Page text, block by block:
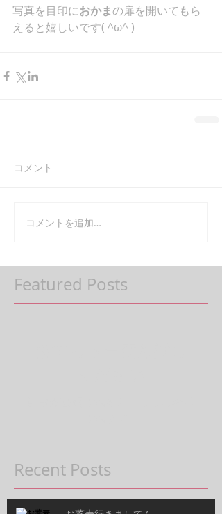
写真を目印におかまの扉を開いてもら
えると嬉しいです( ^ω^ )
コメント
コメントを追加…
Featured Posts
Recent Posts